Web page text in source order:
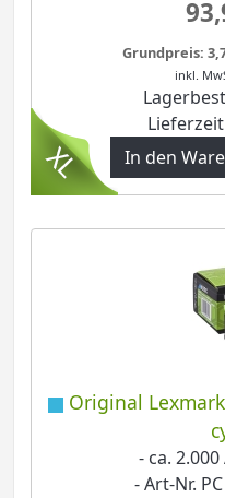
Grundpreis:
inkl.
In den
Original
- ca.
- Art-Nr.